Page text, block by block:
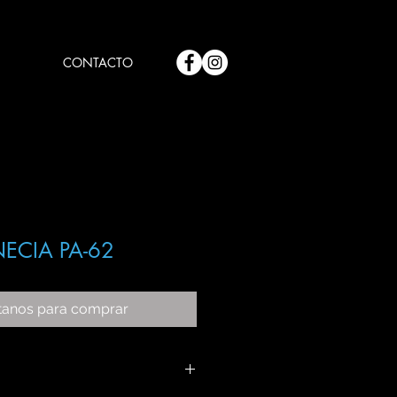
CONTACTO
PA-62
para comprar